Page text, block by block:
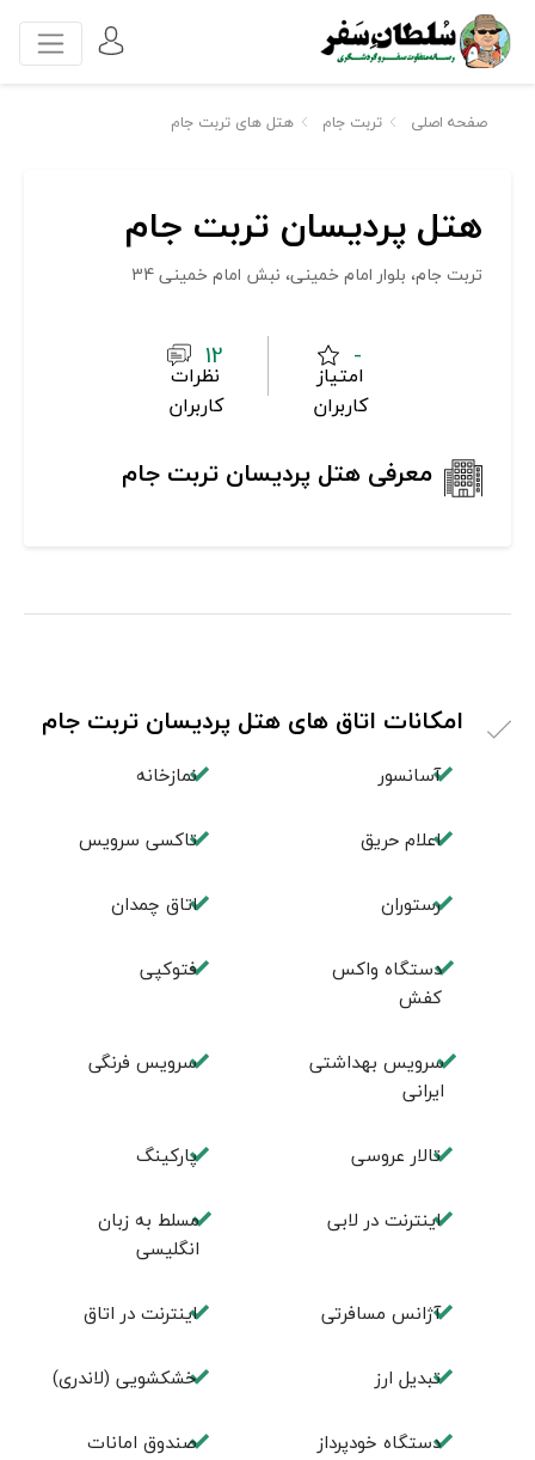
صفحه اصلی تربت جام هتل های تربت جام
هتل پردیسان تربت جام
تربت جام، بلوار امام خمینی، نبش امام خمینی 34
-
امتیاز
کاربران
12
نظرات
کاربران
معرفی هتل پردیسان تربت جام
امکانات اتاق های هتل پردیسان تربت جام
آسانسور نمازخانه
اعلام حریق تاکسی سرویس
رستوران اتاق چمدان
دستگاه واکس
کفش
فتوکپی
سرویس بهداشتی
ایرانی
سرویس فرنگی
تالار عروسی پاركينگ
اينترنت در لابی
مسلط به زبان
انگليسی
آژانس مسافرتی اينترنت در اتاق
تبديل ارز خشکشویی (لاندری)
دستگاه خودپرداز صندوق امانات